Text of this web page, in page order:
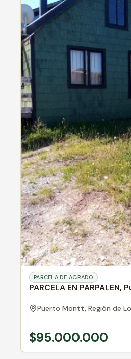
PARCELA DE AGRADO
PARCELA EN
Puerto Montt, Región de
$95.000.000